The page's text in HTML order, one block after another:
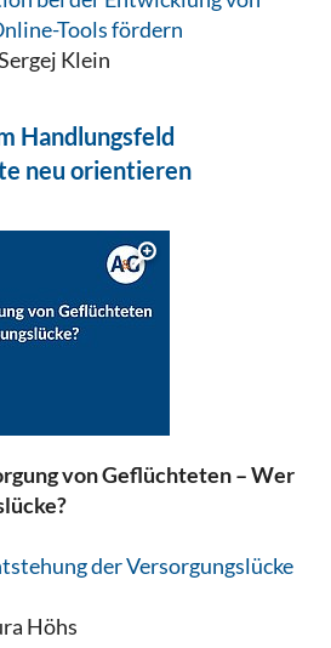
Tools fördern
Klein
Handlungsfeld
neu orientieren
von Geflüchteten – Wer
der Versorgungslücke
Höhs